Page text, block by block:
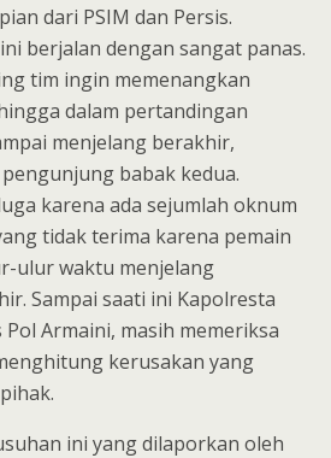
dari PSIM dan Persis.
berjalan dengan sangat panas.
tim ingin memenangkan
dalam pertandingan
menjelang berakhir,
babak kedua.
karena ada sejumlah oknum
tidak terima karena pemain
ulur waktu menjelang
Sampai saati ini Kapolresta
Armaini, masih memeriksa
kerusakan yang
ini yang dilaporkan oleh